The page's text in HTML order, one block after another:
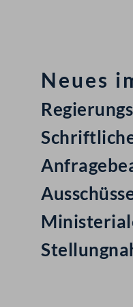
Neues